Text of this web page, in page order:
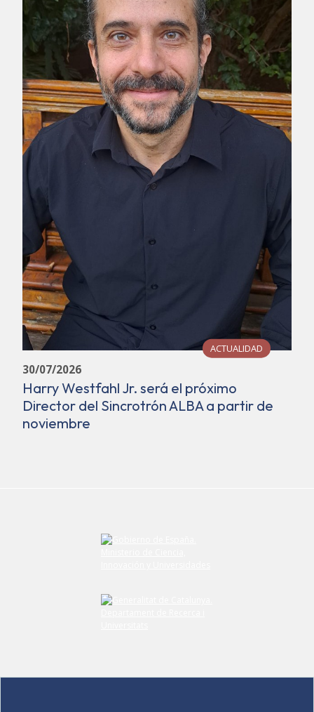
ACTUALIDAD
30/07/2026
Harry Westfahl Jr. será el próximo
Director del Sincrotrón ALBA a partir de
noviembre